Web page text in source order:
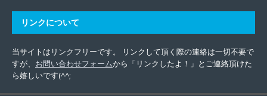
リンクについて
当サイトはリンクフリーです。 リンクして頂く際の連絡は一切不要で
すが、 お問い合わせフォームから「リンクしたよ！」とご連絡頂けた
ら嬉しいです(^^;